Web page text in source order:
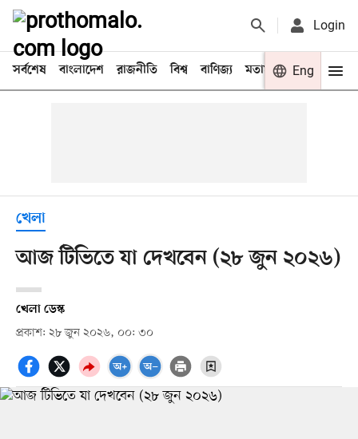
Login
সর্বশেষ বাংলাদেশ রাজনীতি বিশ্ব বাণিজ্য মতামত খেলা
Eng
খেলা
আজ টিভিতে যা দেখবেন (২৮ জুন ২০২৬)
খেলা ডেস্ক
প্রকাশ: ২৮ জুন ২০২৬, ০০: ৩০